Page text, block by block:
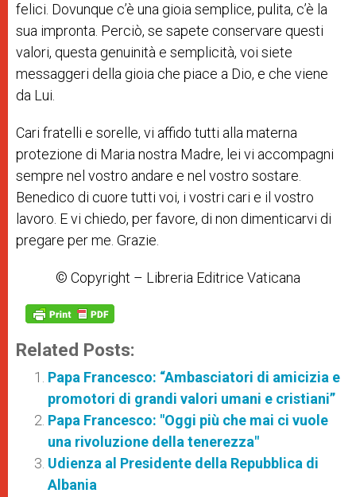
felici. Dovunque c’è una gioia semplice, pulita, c’è la
sua impronta. Perciò, se sapete conservare questi
valori, questa genuinità e semplicità, voi siete
messaggeri della gioia che piace a Dio, e che viene
da Lui.
Cari fratelli e sorelle, vi affido tutti alla materna
protezione di Maria nostra Madre, lei vi accompagni
sempre nel vostro andare e nel vostro sostare.
Benedico di cuore tutti voi, i vostri cari e il vostro
lavoro. E vi chiedo, per favore, di non dimenticarvi di
pregare per me. Grazie.
© Copyright – Libreria Editrice Vaticana
Related Posts:
Papa Francesco: “Ambasciatori di amicizia e
promotori di grandi valori umani e cristiani”
Papa Francesco: "Oggi più che mai ci vuole
una rivoluzione della tenerezza"
Udienza al Presidente della Repubblica di
Albania